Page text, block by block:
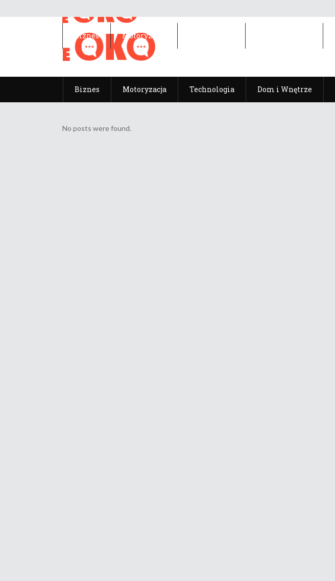
Biznes Motoryzacja Technologia Dom i Wnętrze
Biznes Motoryzacja
No posts were found.